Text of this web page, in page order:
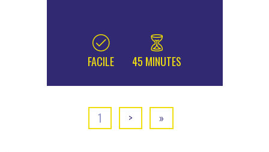
FACILE 45 MINUTES
1 > »